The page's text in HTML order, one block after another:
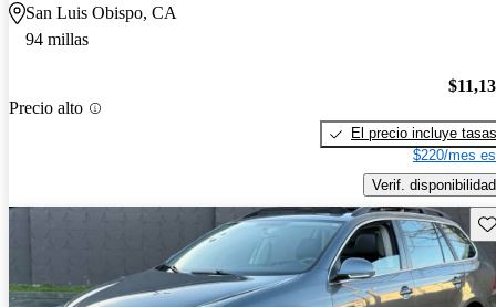
San Luis Obispo, CA
94 millas
Precio alto
El precio incluye tasas
$220/mes
Verif. disponibilidad